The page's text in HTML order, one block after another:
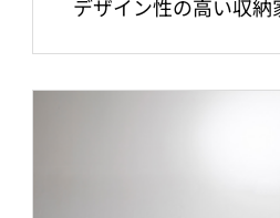
デザイン性の高い収納